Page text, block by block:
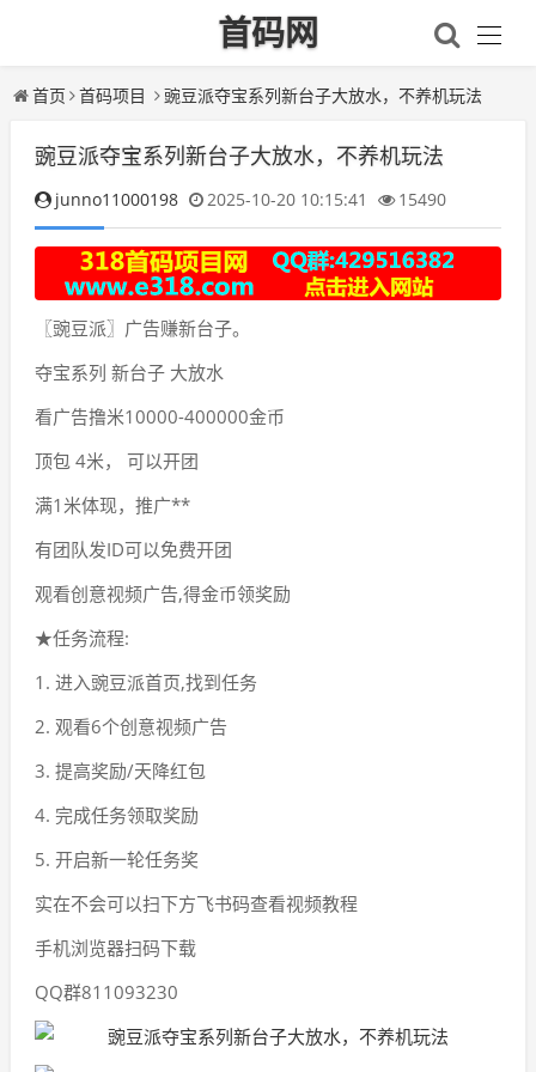
首码网
首页 首码项目 豌豆派夺宝系列新台子大放水，不养机玩法
豌豆派夺宝系列新台子大放水，不养机玩法
junno11000198 2025-10-20 10:15:41 15490
〖豌豆派〗广告赚新台子。
夺宝系列 新台子 大放水
看广告撸米10000-400000金币
顶包 4米， 可以开团
满1米体现，推广**
有团队发ID可以免费开团
观看创意视频广告,得金币领奖励
★任务流程:
1. 进入豌豆派首页,找到任务
2. 观看6个创意视频广告
3. 提高奖励/天降红包
4. 完成任务领取奖励
5. 开启新一轮任务奖
实在不会可以扫下方飞书码查看视频教程
手机浏览器扫码下载
QQ群811093230